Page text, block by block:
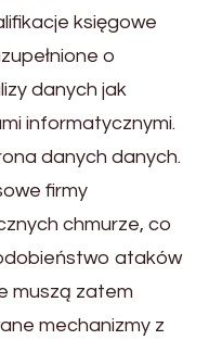
księgowe
o
danych jak
informatycznymi.
danych danych.
firmy
chmurze, co
ataków
muszą zatem
mechanizmy z